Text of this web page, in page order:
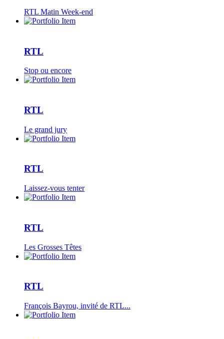
RTL Matin Week-end
RTL
Stop ou encore
RTL
Le grand jury
RTL
Laissez-vous tenter
RTL
Les Grosses Têtes
RTL
François Bayrou, invité de RTL...